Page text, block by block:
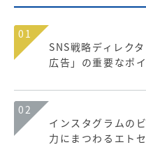
01
SNS戦略ディレク
広告」の重要なポ
02
インスタグラムの
力にまつわるエト